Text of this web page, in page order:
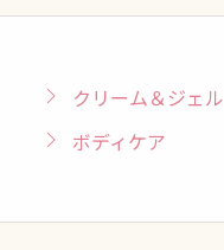
クリーム＆ジェル
ボディケア